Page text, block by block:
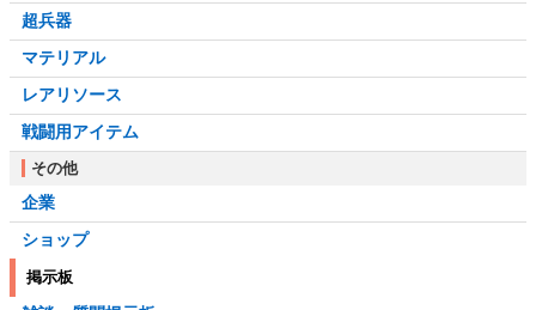
超兵器
マテリアル
レアリソース
戦闘用アイテム
その他
企業
ショップ
掲示板